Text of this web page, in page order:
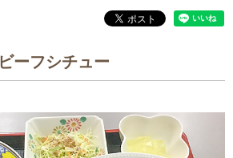
ビーフシチュー